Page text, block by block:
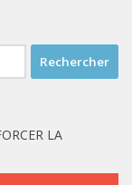
LA